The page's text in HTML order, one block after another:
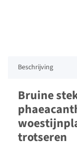
Beschrijving
Bruine
trotseren